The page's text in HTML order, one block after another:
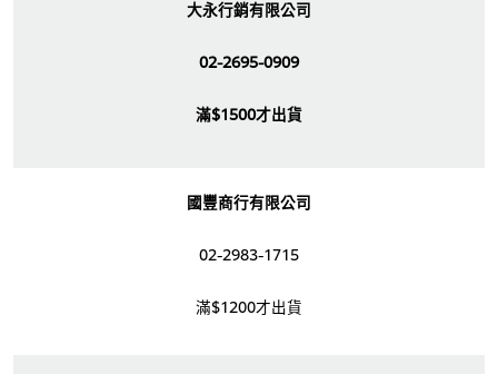
大永行銷有限公司
02-2695-0909
滿$1500才出貨
國豐商行有限公司
02-2983-1715
滿$1200才出貨